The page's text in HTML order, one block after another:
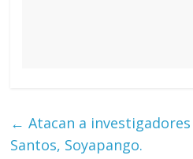
← Atacan a investigadores
Santos, Soyapango.